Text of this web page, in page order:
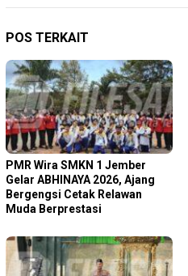
POS TERKAIT
PMR Wira SMKN 1 Jember
Gelar ABHINAYA 2026, Ajang
Bergengsi Cetak Relawan
Muda Berprestasi